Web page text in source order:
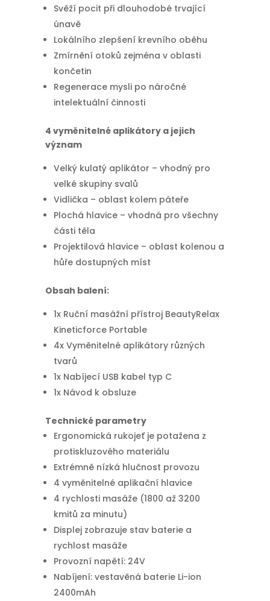
Svěží pocit při dlouhodobé trvající
únavě
Lokálního zlepšení krevního oběhu
Zmírnění otoků zejména v oblasti
končetin
Regenerace mysli po náročné
intelektuální činnosti
4 vyměnitelné aplikátory a jejich
význam
Velký kulatý aplikátor – vhodný pro
velké skupiny svalů
Vidlička – oblast kolem páteře
Plochá hlavice – vhodná pro všechny
části těla
Projektilová hlavice – oblast kolenou a
hůře dostupných míst
Obsah balení:
1x Ruční masážní přístroj BeautyRelax
Kineticforce Portable
4x Vyměnitelné aplikátory různých
tvarů
1x Nabíjecí USB kabel typ C
1x Návod k obsluze
Technické parametry
Ergonomická rukojeť je potažena z
protiskluzového materiálu
Extrémně nízká hlučnost provozu
4 vyměnitelné aplikační hlavice
4 rychlosti masáže (1800 až 3200
kmitů za minutu)
Displej zobrazuje stav baterie a
rychlost masáže
Provozní napětí: 24V
Nabíjení: vestavěná baterie Li-ion
2400mAh